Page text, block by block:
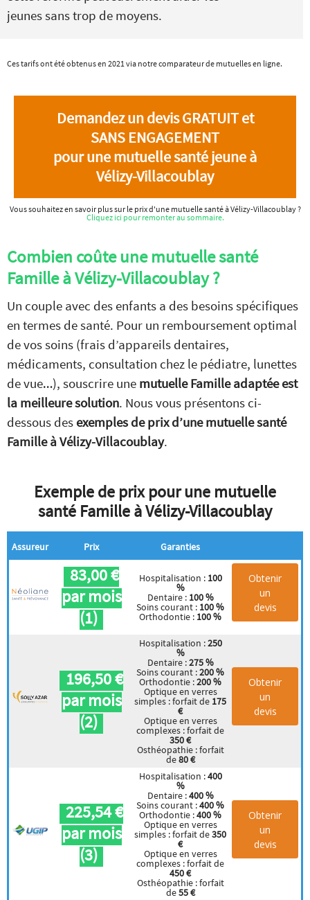
jeunes sans trop de moyens.
Ces tarifs ont été obtenus en 2021 via notre comparateur de mutuelles en ligne.
Demandez un devis GRATUIT et
SANS ENGAGEMENT
pour une mutuelle santé jeune à
Vélizy-Villacoublay
Vous souhaitez en savoir plus sur le prix d'une mutuelle santé à Vélizy-Villacoublay ?
Cliquez ici pour remonter au sommaire.
Combien coûte une mutuelle santé
Famille à Vélizy-Villacoublay ?
Un couple avec des enfants a des besoins spécifiques
en termes de santé. Pour un remboursement optimal
de vos soins (frais d’appareils dentaires,
médicaments, consultation chez le pédiatre, lunettes
de vue…), souscrire une mutuelle Famille adaptée est
la meilleure solution. Nous vous présentons ci-
dessous des exemples de prix d’une mutuelle santé
Famille à Vélizy-Villacoublay.
Exemple de prix pour une mutuelle
santé Famille à Vélizy-Villacoublay
Assureur Prix Garanties
83,00 €
par mois
(1)
Hospitalisation : 100
%
Dentaire : 100 %
Soins courant : 100 %
Orthodontie : 100 %
Obtenir
un
devis
196,50 €
par mois
(2)
Hospitalisation :250
%
Dentaire :275 %
Soins courant :200 %
Orthodontie :200 %
Optique en verres
simples : forfait de 175
€
Optique en verres
complexes : forfait de
350 €
Osthéopathie : forfait
de80 €
Obtenir
un
devis
225,54 €
par mois
(3)
Hospitalisation :400
%
Dentaire :400 %
Soins courant :400 %
Orthodontie :400 %
Optique en verres
simples : forfait de350
€
Optique en verres
complexes : forfait de
450 €
Osthéopathie : forfait
de55 €
Obtenir
un
devis